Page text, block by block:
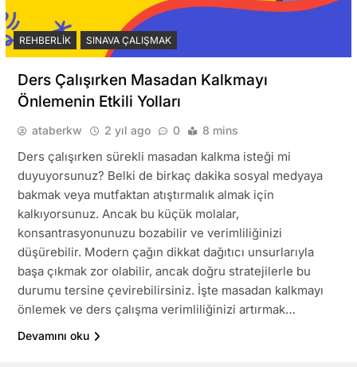
REHBERLIK SINAVA ÇALIŞMAK
Ders Çalışırken Masadan Kalkmayı
Önlemenin Etkili Yolları
ataberkw 2 yıl ago 0 8 mins
Ders çalışırken sürekli masadan kalkma isteği mi
duyuyorsunuz? Belki de birkaç dakika sosyal medyaya
bakmak veya mutfaktan atıştırmalık almak için
kalkıyorsunuz. Ancak bu küçük molalar,
konsantrasyonunuzu bozabilir ve verimliliğinizi
düşürebilir. Modern çağın dikkat dağıtıcı unsurlarıyla
başa çıkmak zor olabilir, ancak doğru stratejilerle bu
durumu tersine çevirebilirsiniz. İşte masadan kalkmayı
önlemek ve ders çalışma verimliliğinizi artırmak…
Devamını oku